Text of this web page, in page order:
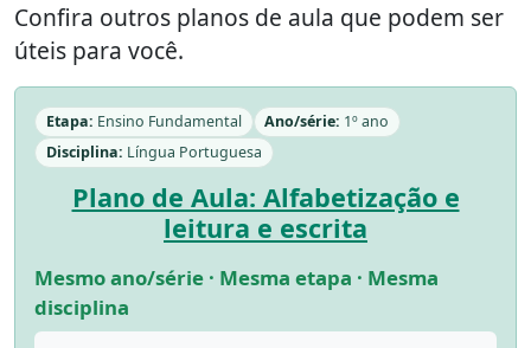
Confira outros planos de aula que podem ser
úteis para você.
Etapa: Ensino Fundamental Ano/série: 1º ano
Disciplina: Língua Portuguesa
Plano de Aula: Alfabetização e
leitura e escrita
Mesmo ano/série · Mesma etapa · Mesma
disciplina